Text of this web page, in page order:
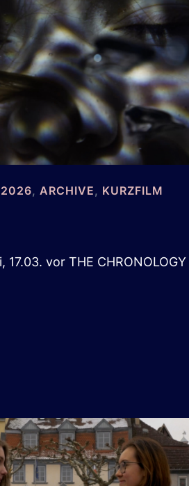
, ARCHIVE, KURZFILM
17.03. vor THE CHRONOLOGY